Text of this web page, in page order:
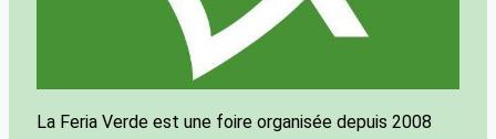
La Feria Verde est une foire organisée depuis 2008